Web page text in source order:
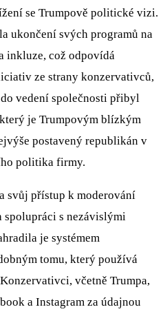
se Trumpově politické vizi.
ukončení svých programů na
inkluze, což odpovídá
ze strany konzervativců,
vedení společnosti přibyl
je Trumpovým blízkým
postavený republikán v
politika firmy.
svůj přístup k moderování
spolupráci s nezávislými
je systémem
tomu, který používá
včetně Trumpa,
a Instagram za údajnou